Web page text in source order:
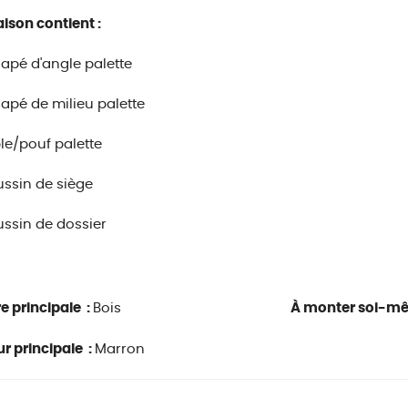
contient :
d'angle palette
de milieu palette
pouf palette
de siège
de dossier
principale : Bois
principale : Marron
À monter soi-